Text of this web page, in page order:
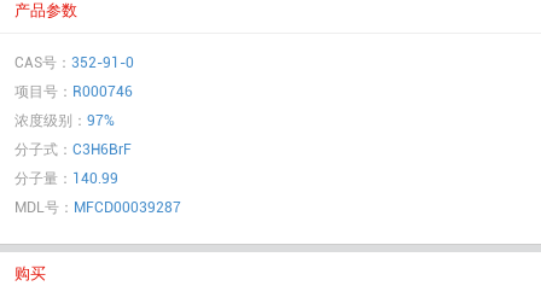
产品参数
CAS号： 352-91-0
项目号： R000746
浓度级别： 97%
分子式： C3H6BrF
分子量： 140.99
MDL号： MFCD00039287
购买